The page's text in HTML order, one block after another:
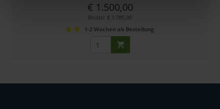
€ 1.500,00
Brutto: € 1.785,00
1-2 Wochen ab Bestellung